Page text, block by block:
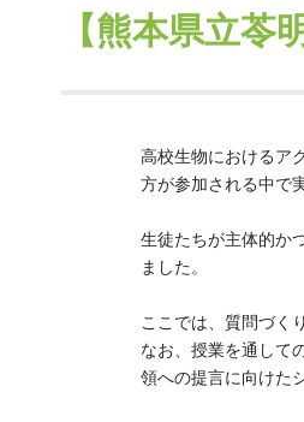
【熊本県立
高校生物におけるア
方が参加される中で
生徒たちが主体的か
ました。
ここでは、質問づく
なお、授業を通して
領への提言に向けた